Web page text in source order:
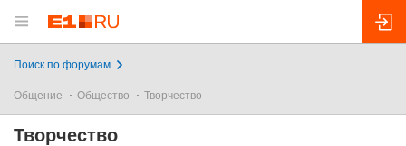
Поиск по форумам
Общение Общество Творчество
Творчество